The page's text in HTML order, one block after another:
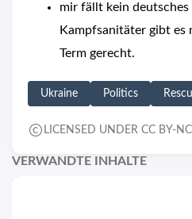
mir fällt kein
Kampfsanitäter gibt es
Term gerecht.
Ukraine Politics
LICENSED UNDER CC BY-
VERWANDTE INHALTE